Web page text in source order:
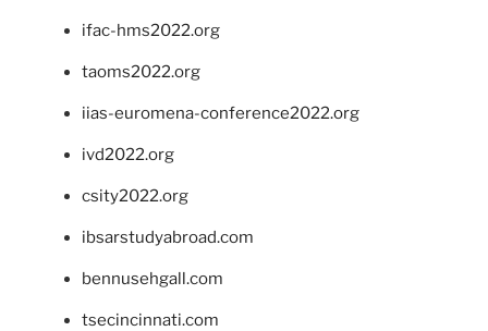
ifac-hms2022.org
taoms2022.org
iias-euromena-conference2022.org
ivd2022.org
csity2022.org
ibsarstudyabroad.com
bennusehgall.com
tsecincinnati.com